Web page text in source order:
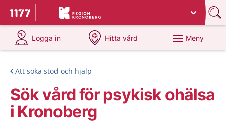
Till startsidan för 1177
Du har valt region
Logga in
på 1177.se
Hitta vård
på 1177.se
Meny
Att söka stöd och hjälp
Sök vård för psykisk ohälsa
i Kronoberg